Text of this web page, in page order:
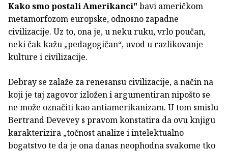
Kako smo postali Amerikanci" bavi američkom
metamorfozom europske, odnosno zapadne
civilizacije. Uz to, ona je, u neku ruku, vrlo poučan,
neki čak kažu „pedagogičan“, uvod u razlikovanje
kulture i civilizacije.
Debray se zalaže za renesansu civilizacije, a način na
koji je taj zagovor izložen i argumentiran nipošto se
ne može označiti kao antiamerikanizam. U tom smislu
Bertrand Devevey s pravom konstatira da ovu knjigu
karakterizira „točnost analize i intelektualno
bogatstvo te da je ona danas neophodna svakome tko